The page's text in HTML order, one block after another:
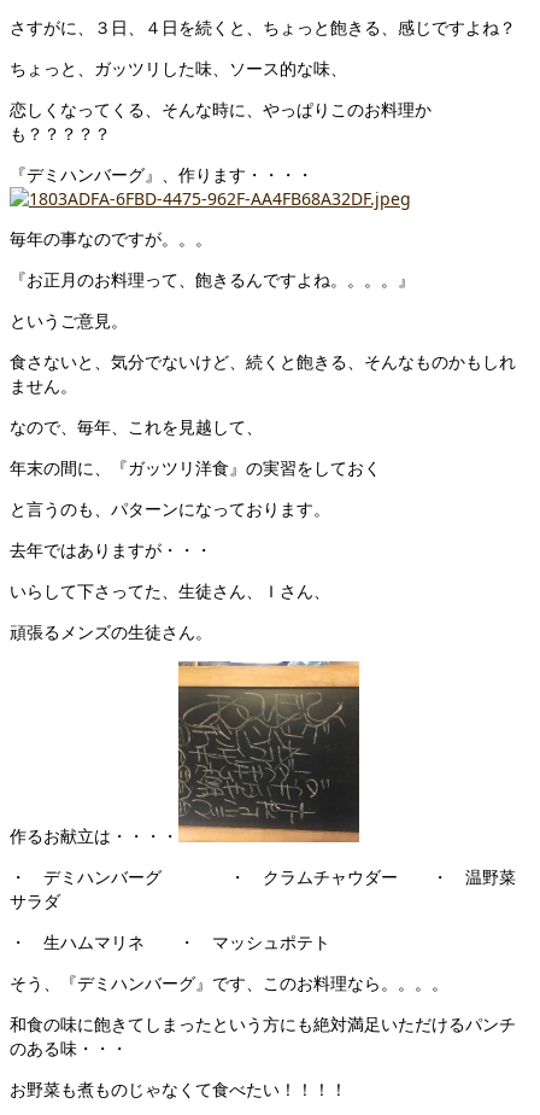
さすがに、３日、４日を続くと、ちょっと飽きる、感じですよね？
ちょっと、ガッツリした味、ソース的な味、
恋しくなってくる、そんな時に、やっぱりこのお料理か
も？？？？？
『デミハンバーグ』、作ります・・・・
毎年の事なのですが。。。
『お正月のお料理って、飽きるんですよね。。。。』
というご意見。
食さないと、気分でないけど、続くと飽きる、そんなものかもしれ
ません。
なので、毎年、これを見越して、
年末の間に、『ガッツリ洋食』の実習をしておく
と言うのも、パターンになっております。
去年ではありますが・・・
いらして下さってた、生徒さん、Ｉさん、
頑張るメンズの生徒さん。
作るお献立は・・・・
・ デミハンバーグ ・ クラムチャウダー ・ 温野菜
サラダ
・ 生ハムマリネ ・ マッシュポテト
そう、『デミハンバーグ』です、このお料理なら。。。。
和食の味に飽きてしまったという方にも絶対満足いただけるパンチ
のある味・・・
お野菜も煮ものじゃなくて食べたい！！！！